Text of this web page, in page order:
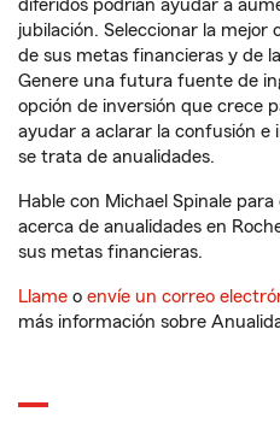
diferidos podrían ayudar a
jubilación. Seleccionar la mejor
de sus metas financieras y de
Genere una futura fuente de
opción de inversión que crece
ayudar a aclarar la confusión
se trata de anualidades.
Hable con Michael Spinale
acerca de anualidades en
sus metas financieras.
Llame o envíe un correo
más información sobre